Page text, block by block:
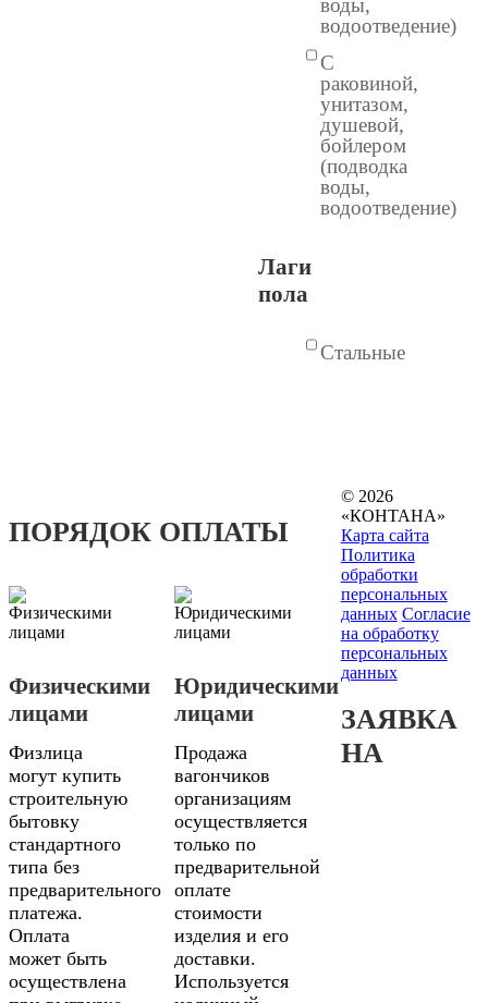
воды,
водоотведение)
С
раковиной,
унитазом,
душевой,
бойлером
(подводка
воды,
водоотведение)
Лаги
пола
Стальные
ПОРЯДОК ОПЛАТЫ
Физическими
лицами
Физлица
могут купить
строительную
бытовку
стандартного
типа без
предварительного
платежа.
Оплата
может быть
осуществлена
Юридическими
лицами
Продажа
вагончиков
организациям
осуществляется
только по
предварительной
оплате
стоимости
изделия и его
доставки.
Используется
© 2026
«КОНТАНА»
Карта сайта
Политика
обработки
персональных
данных Согласие
на обработку
персональных
данных
ЗАЯВКА
НА